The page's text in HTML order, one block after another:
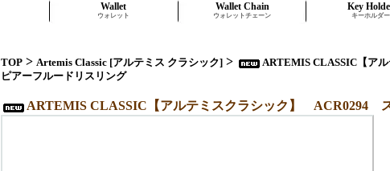
Wallet
ウォレット
Wallet Chain
ウォレットチェーン
Key
キーホルダー
TOP > Artemis Classic [アルテミス クラシック] >
ARTEMIS CLASSIC【ア
ピアーフルードリスリング
ARTEMIS CLASSIC【アルテミスクラシック】 ACR0294